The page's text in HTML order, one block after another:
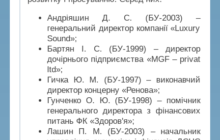
Андріяшин Д. С. (БУ-2003) –
генеральний директор компанії «Luxury
Sound»;
Бартян І. С. (БУ-1999) – директор
дочірнього підприємства «MGF –privat
ltd»;
Гичка Ю. М. (БУ-1997)–виконавчий
директор концерну «Ренова»;
Гунченко О. Ю. (БУ-1998) – помічник
генерального директора з фінансових
питань ФК «Здоров'я»;
Лашин П. М. (БУ-2003) –начальник